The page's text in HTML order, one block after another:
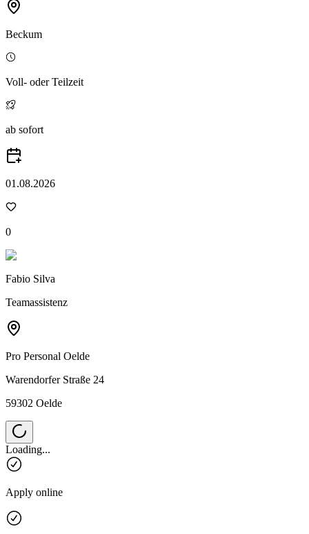
Beckum
Voll- oder Teilzeit
ab sofort
01.08.2026
0
Fabio Silva
Teamassistenz
Pro Personal Oelde
Warendorfer Straße 24
59302 Oelde
Loading...
Apply online